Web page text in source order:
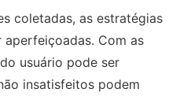
coletadas, as estratégias
Com as
usuário pode ser
insatisfeitos podem